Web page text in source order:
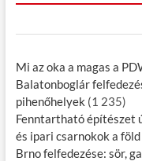
Mi az oka a magas a
Balatonboglár
pihenőhelyek (1 235)
Fenntartható építészet
és ipari csarnokok a
Brno felfedezése: sör,